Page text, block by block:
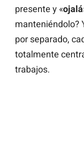
presente y «ojalá
manteniéndolo?
por separado,
totalmente
trabajos.